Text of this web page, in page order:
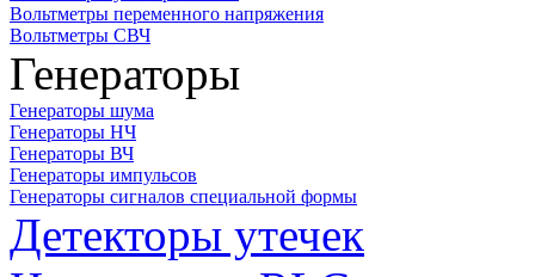
Вольтметры переменного напряжения
Вольтметры СВЧ
Генераторы
Генераторы шума
Генераторы НЧ
Генераторы ВЧ
Генераторы импульсов
Генераторы сигналов специальной формы
Детекторы утечек